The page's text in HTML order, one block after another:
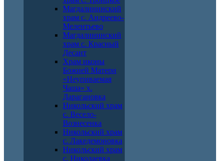
Магдалининский
храм с. Андреево-
Мелентьево
Магдалининский
храм с. Красный
Десант
Храм иконы
Божией Матери
«Неупиваемая
Чаша» х.
Дарагановка
Никольский храм
с. Весело-
Вознесенка
Никольский храм
с. Лакедемоновка
Никольский храм
с. Николаевка